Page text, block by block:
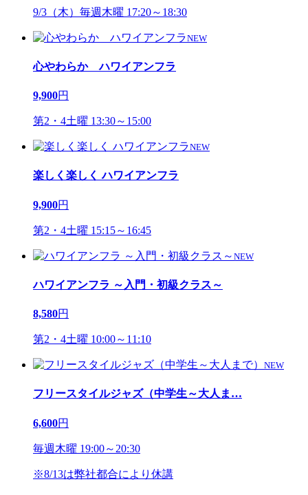
9/3（木）毎週木曜 17:20～18:30
NEW
心やわらか ハワイアンフラ
9,900円
第2・4土曜 13:30～15:00
NEW
楽しく楽しく ハワイアンフラ
9,900円
第2・4土曜 15:15～16:45
NEW
ハワイアンフラ ～入門・初級クラス～
8,580円
第2・4土曜 10:00～11:10
NEW
フリースタイルジャズ（中学生～大人ま…
6,600円
毎週木曜 19:00～20:30
※8/13は弊社都合により休講